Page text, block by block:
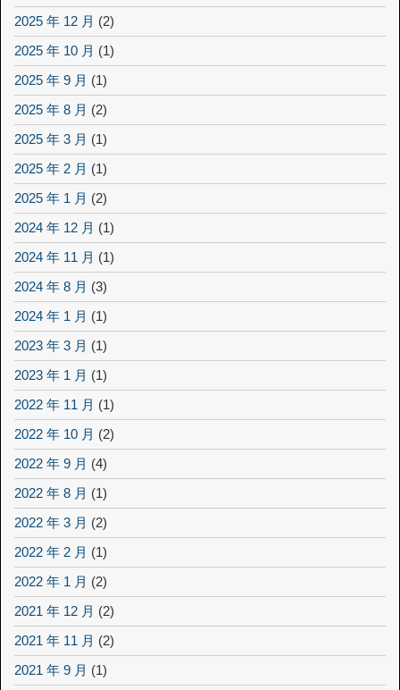
2025 年 12 月 (2)
2025 年 10 月 (1)
2025 年 9 月 (1)
2025 年 8 月 (2)
2025 年 3 月 (1)
2025 年 2 月 (1)
2025 年 1 月 (2)
2024 年 12 月 (1)
2024 年 11 月 (1)
2024 年 8 月 (3)
2024 年 1 月 (1)
2023 年 3 月 (1)
2023 年 1 月 (1)
2022 年 11 月 (1)
2022 年 10 月 (2)
2022 年 9 月 (4)
2022 年 8 月 (1)
2022 年 3 月 (2)
2022 年 2 月 (1)
2022 年 1 月 (2)
2021 年 12 月 (2)
2021 年 11 月 (2)
2021 年 9 月 (1)